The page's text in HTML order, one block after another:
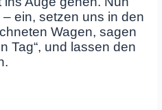
ein, setzen uns in den
Wagen, sagen
Tag“, und lassen den